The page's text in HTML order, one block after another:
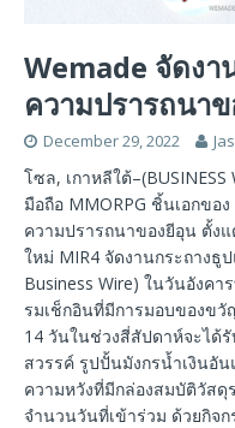
Wemade จัดงา
ความปรารถนา
December 29, 2022
โซล, เกาหลีใต้
มือถือ MMORPG ชิ้นเอกขอ
ความปรารถนาของยีอุน ตั้ง
ใหม่ MIR4 จัดงานกระถางธู
Business Wire) ในวันอังค
รมเช็กอินที่มีการมอบของขวั
14 วันในช่วงสี่สัปดาห์จะได้
สวรรค์ รูปปั้นมังกรน้ำเงินอั
ความหวังที่มีกล่องสมบัติวัส
จำนวนวันที่เข้าร่วม ด้วยกิจ